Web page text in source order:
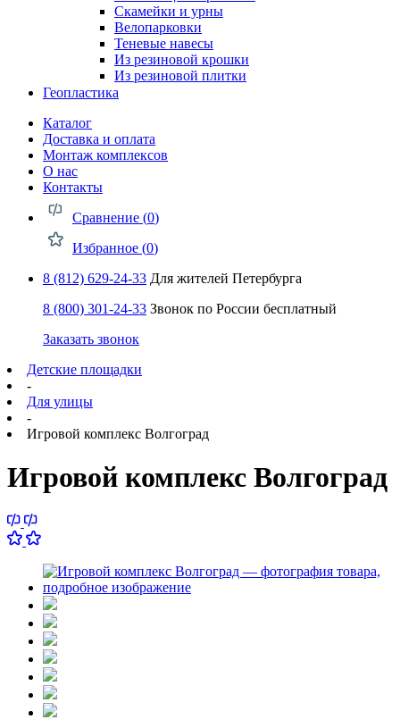
Скамейки и урны
Велопарковки
Теневые навесы
Из резиновой крошки
Из резиновой плитки
Геопластика
Каталог
Доставка и оплата
Монтаж комплексов
О нас
Контакты
Сравнение (0)
Избранное (0)
8 (812) 629-24-33 Для жителей Петербурга
8 (800) 301-24-33 Звонок по России бесплатный
Заказать звонок
Детские площадки
-
Для улицы
-
Игровой комплекс Волгоград
Игровой комплекс Волгоград